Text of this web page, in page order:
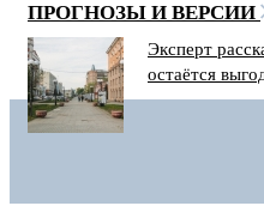
ПРОГНОЗЫ И ВЕРСИИ
Эксперт
остаётся